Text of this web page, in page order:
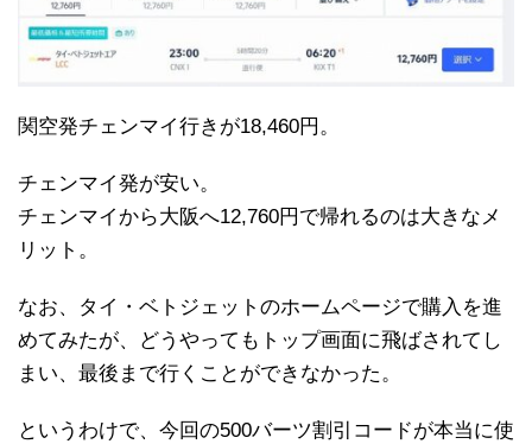
関空発チェンマイ行きが18,460円。
チェンマイ発が安い。
チェンマイから大阪へ12,760円で帰れるのは大きなメ
リット。
なお、タイ・ベトジェットのホームページで購入を進
めてみたが、どうやってもトップ画面に飛ばされてし
まい、最後まで行くことができなかった。
というわけで、今回の500バーツ割引コードが本当に使